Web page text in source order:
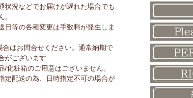
状況などでお届けが遅れた場合でも
。
日等の各種変更は手数料が発生しま
はお問合せください。通常納期で
がございます
化粧箱のご用意はございません。
定配送の為、日時指定不可の場合が